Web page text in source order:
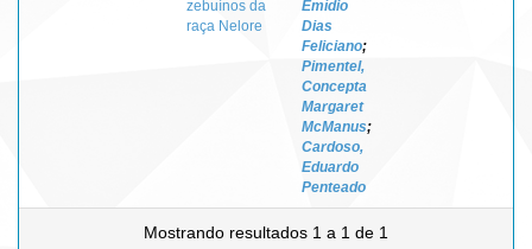
zebuínos da
raça Nelore
Emídio
Dias
Feliciano;
Pimentel,
Concepta
Margaret
McManus;
Cardoso,
Eduardo
Penteado
Mostrando resultados 1 a 1 de 1